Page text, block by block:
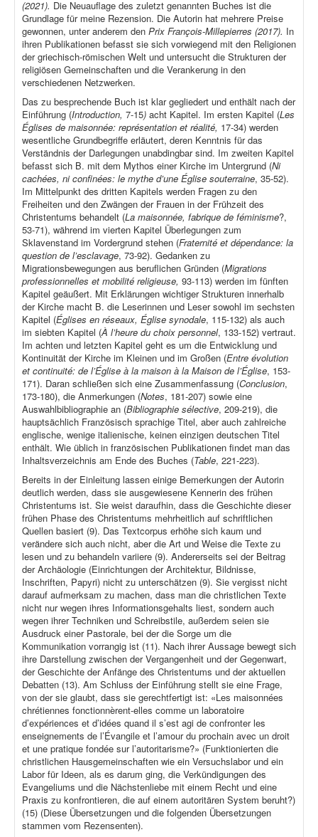
(2021). Die Neuauflage des zuletzt genannten Buches ist die
Grundlage für meine Rezension. Die Autorin hat mehrere Preise
gewonnen, unter anderem den Prix François-Millepierres (2017). In
ihren Publikationen befasst sie sich vorwiegend mit den Religionen
der griechisch-römischen Welt und untersucht die Strukturen der
religiösen Gemeinschaften und die Verankerung in den
verschiedenen Netzwerken.
Das zu besprechende Buch ist klar gegliedert und enthält nach der
Einführung (Introduction, 7-15) acht Kapitel. Im ersten Kapitel (Les
Églises de maisonnée: représentation et réalité, 17-34) werden
wesentliche Grundbegriffe erläutert, deren Kenntnis für das
Verständnis der Darlegungen unabdingbar sind. Im zweiten Kapitel
befasst sich B. mit dem Mythos einer Kirche im Untergrund (Ni
cachées, ni confinées: le mythe d’une Église souterraine, 35-52).
Im Mittelpunkt des dritten Kapitels werden Fragen zu den
Freiheiten und den Zwängen der Frauen in der Frühzeit des
Christentums behandelt (La maisonnée, fabrique de féminisme?,
53-71), während im vierten Kapitel Überlegungen zum
Sklavenstand im Vordergrund stehen (Fraternité et dépendance: la
question de l’esclavage, 73-92). Gedanken zu
Migrationsbewegungen aus beruflichen Gründen (Migrations
professionnelles et mobilité religieuse, 93-113) werden im fünften
Kapitel geäußert. Mit Erklärungen wichtiger Strukturen innerhalb
der Kirche macht B. die Leserinnen und Leser sowohl im sechsten
Kapitel (Églises en réseaux, Église synodale, 115-132) als auch
im siebten Kapitel (À l’heure du choix personnel, 133-152) vertraut.
Im achten und letzten Kapitel geht es um die Entwicklung und
Kontinuität der Kirche im Kleinen und im Großen (Entre évolution
et continuité: de l’Église à la maison à la Maison de l’Église, 153-
171). Daran schließen sich eine Zusammenfassung (Conclusion,
173-180), die Anmerkungen (Notes, 181-207) sowie eine
Auswahlbibliographie an (Bibliographie sélective, 209-219), die
hauptsächlich Französisch sprachige Titel, aber auch zahlreiche
englische, wenige italienische, keinen einzigen deutschen Titel
enthält. Wie üblich in französischen Publikationen findet man das
Inhaltsverzeichnis am Ende des Buches (Table, 221-223).
Bereits in der Einleitung lassen einige Bemerkungen der Autorin
deutlich werden, dass sie ausgewiesene Kennerin des frühen
Christentums ist. Sie weist daraufhin, dass die Geschichte dieser
frühen Phase des Christentums mehrheitlich auf schriftlichen
Quellen basiert (9). Das Textcorpus erhöhe sich kaum und
verändere sich auch nicht, aber die Art und Weise die Texte zu
lesen und zu behandeln variiere (9). Andererseits sei der Beitrag
der Archäologie (Einrichtungen der Architektur, Bildnisse,
Inschriften, Papyri) nicht zu unterschätzen (9). Sie vergisst nicht
darauf aufmerksam zu machen, dass man die christlichen Texte
nicht nur wegen ihres Informationsgehalts liest, sondern auch
wegen ihrer Techniken und Schreibstile, außerdem seien sie
Ausdruck einer Pastorale, bei der die Sorge um die
Kommunikation vorrangig ist (11). Nach ihrer Aussage bewegt sich
ihre Darstellung zwischen der Vergangenheit und der Gegenwart,
der Geschichte der Anfänge des Christentums und der aktuellen
Debatten (13). Am Schluss der Einführung stellt sie eine Frage,
von der sie glaubt, dass sie gerechtfertigt ist: «Les maisonnées
chrétiennes fonctionnèrent-elles comme un laboratoire
d’expériences et d’idées quand il s’est agi de confronter les
enseignements de l’Évangile et l’amour du prochain avec un droit
et une pratique fondée sur l’autoritarisme?» (Funktionierten die
christlichen Hausgemeinschaften wie ein Versuchslabor und ein
Labor für Ideen, als es darum ging, die Verkündigungen des
Evangeliums und die Nächstenliebe mit einem Recht und eine
Praxis zu konfrontieren, die auf einem autoritären System beruht?)
(15) (Diese Übersetzungen und die folgenden Übersetzungen
stammen vom Rezensenten).